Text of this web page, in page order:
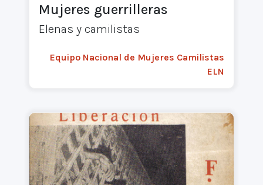
Mujeres guerrilleras
Elenas y camilistas
Equipo Nacional de Mujeres Camilistas
ELN